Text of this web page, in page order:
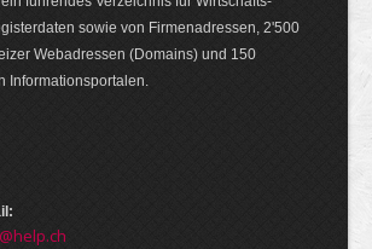
so­wie von Firmen­adressen, 2'500
Web­adressen (Domains) und 150
Infor­mations­por­talen.